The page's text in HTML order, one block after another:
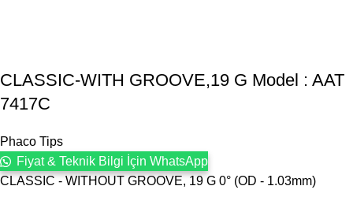
CLASSIC-WITH GROOVE,19 G Model : AAT
7417C
Phaco Tips
Fiyat & Teknik Bilgi İçin WhatsApp
CLASSIC - WITHOUT GROOVE, 19 G 0° (OD - 1.03mm)